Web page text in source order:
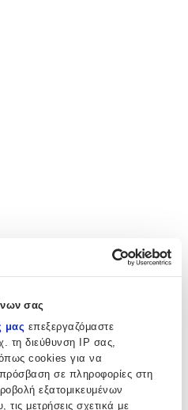
σας
μας επεξεργαζόμαστε
τη διεύθυνση IP σας,
cookies για να
σε πληροφορίες στη
εξατομικευμένων
τις μετρήσεις σχετικά με